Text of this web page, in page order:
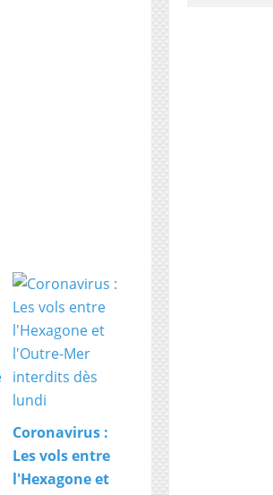
Coronavirus :
Les vols entre
l'Hexagone et